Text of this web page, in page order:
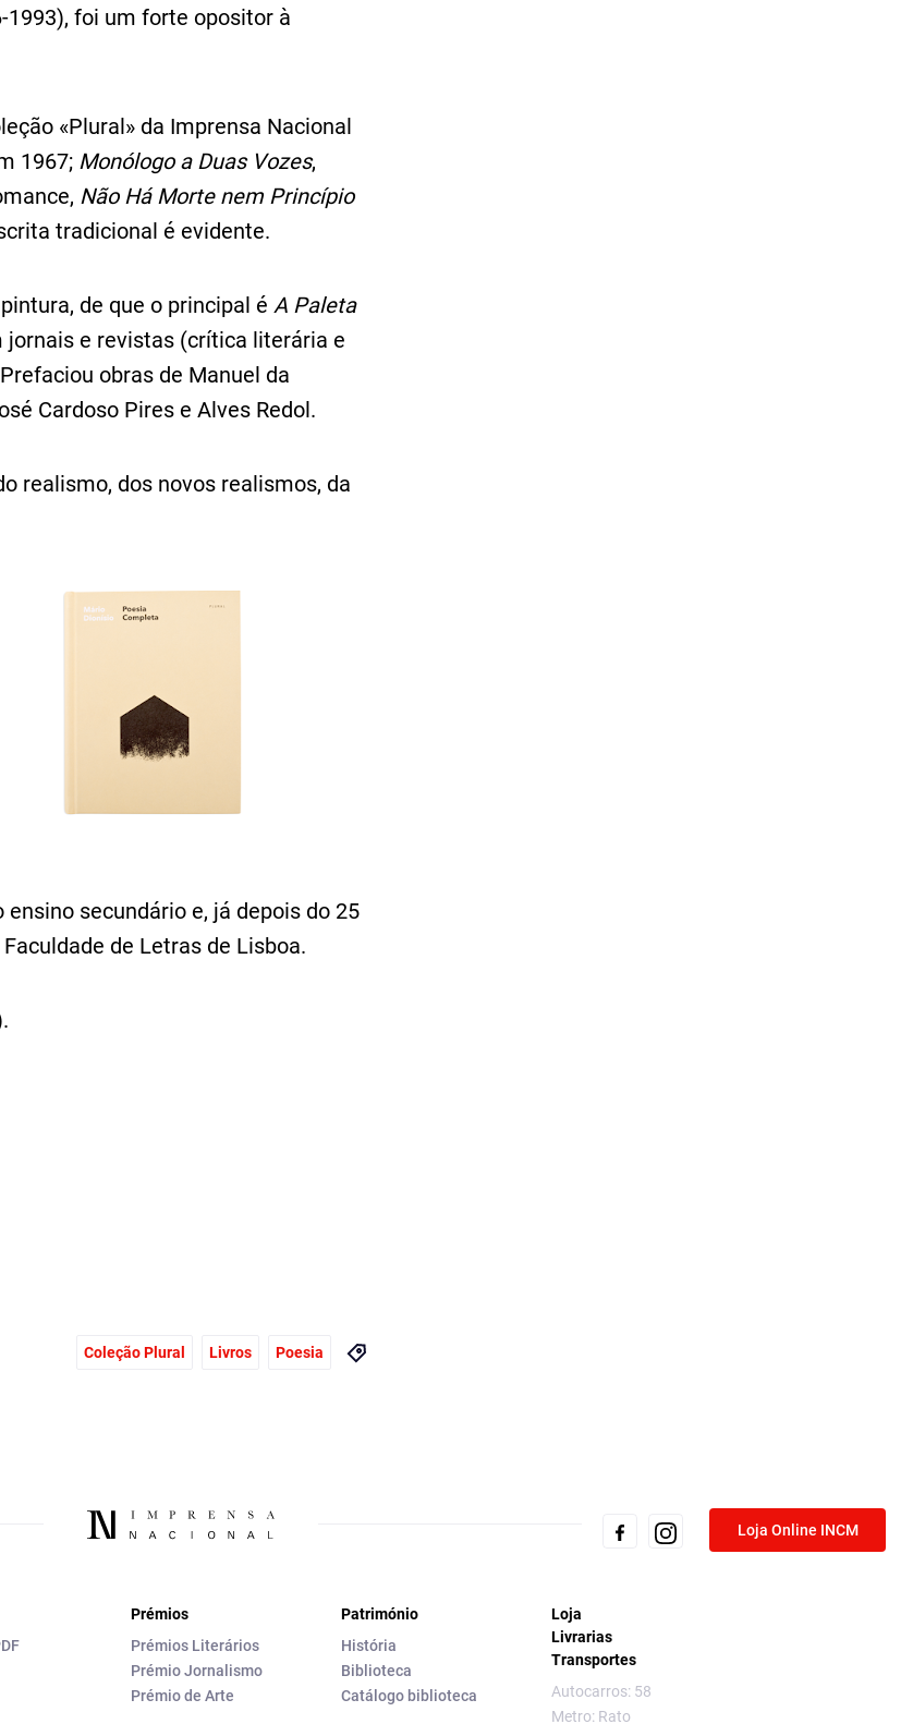
foi um forte opositor à
«Plural» da Imprensa Nacional
1967; Monólogo a Duas Vozes,
Não Há Morte nem Princípio
tradicional é evidente.
de que o principal é A Paleta
e revistas (crítica literária e
obras de Manuel da
Cardoso Pires e Alves Redol.
realismo, dos novos realismos, da
secundário e, já depois do 25
de Letras de Lisboa.
Coleção Plural Livros Poesia
Loja Online INCM
Prémios
Prémios Literários
Prémio Jornalismo
Prémio de Arte
Património
História
Biblioteca
Catálogo biblioteca
Loja
Livrarias
Transportes
Autocarros: 58
Metro: Rato